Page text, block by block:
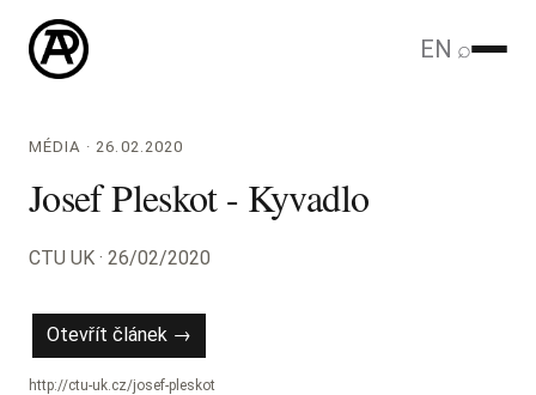
EN ⌕
MÉDIA · 26.02.2020
Josef Pleskot - Kyvadlo
CTU UK · 26/02/2020
Otevřít článek →
http://ctu-uk.cz/josef-pleskot